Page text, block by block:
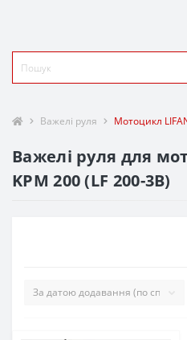
Важелі руля Мотоцикл
Важелі руля для
KPM 200 (LF 200-3B)